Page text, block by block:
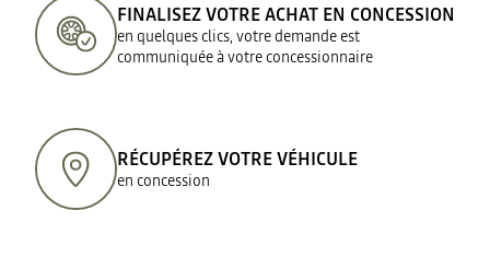
FINALISEZ VOTRE ACHAT EN CONCESSION
en quelques clics, votre demande est
communiquée à votre concessionnaire
RÉCUPÉREZ VOTRE VÉHICULE
en concession